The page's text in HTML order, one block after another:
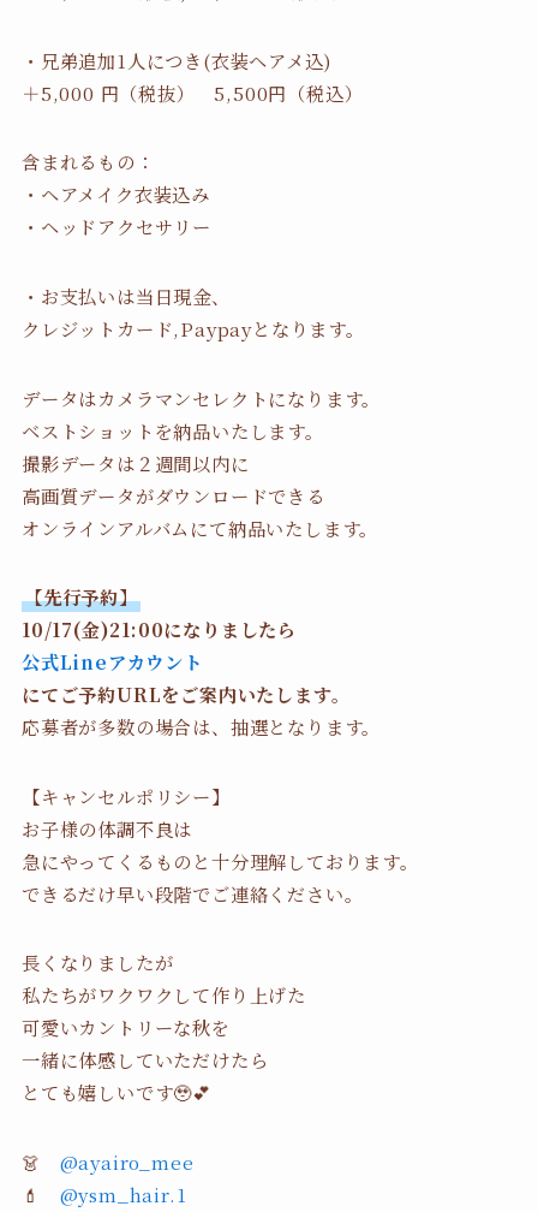
・兄弟追加1人につき(衣装ヘアメ込)
＋5,000 円（税抜） 5,500円（税込）
含まれるもの：
・ヘアメイク衣装込み
・ヘッドアクセサリー
・お支払いは当日現金、
クレジットカード,Paypayとなります。
データはカメラマンセレクトになります。
ベストショットを納品いたします。
撮影データは２週間以内に
高画質データがダウンロードできる
オンラインアルバムにて納品いたします。
【先行予約】
10/17(金)21:00になりましたら
公式Lineアカウント
にてご予約URLをご案内いたします。
応募者が多数の場合は、抽選となります。
【キャンセルポリシー】
お子様の体調不良は
急にやってくるものと十分理解しております。
できるだけ早い段階でご連絡ください。
長くなりましたが
私たちがワクワクして作り上げた
可愛いカントリーな秋を
一緒に体感していただけたら
とても嬉しいです🥹💕
👗 @ayairo_mee
💄 @ysm_hair.1